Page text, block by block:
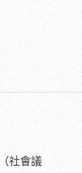
社會議